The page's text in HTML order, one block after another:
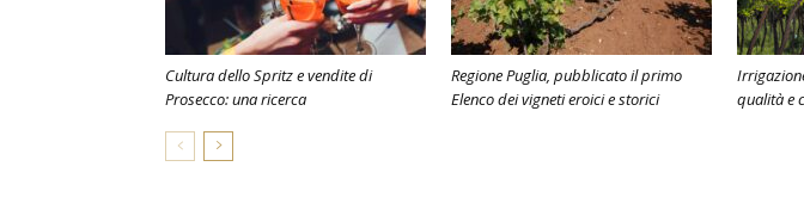
Cultura dello Spritz e vendite di
Prosecco: una ricerca
Regione Puglia, pubblicato il primo
Elenco dei vigneti eroici e storici
qualità e